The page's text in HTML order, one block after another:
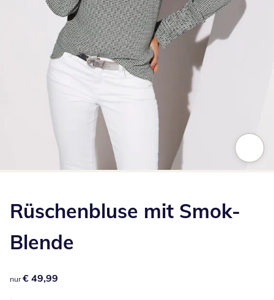
Rüschenbluse mit Smok-
Blende
€ 49,99
nur € 49,99